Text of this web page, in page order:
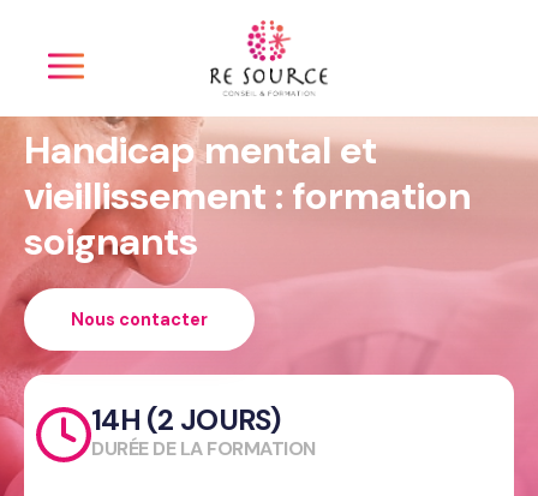
Handicap mental et
vieillissement : formation
soignants
Nous contacter
14H (2 JOURS)
DURÉE DE LA FORMATION